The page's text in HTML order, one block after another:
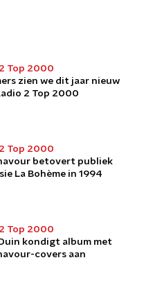
Top 2000
zien we dit jaar nieuw
2 Top 2000
Top 2000
betovert publiek
La Bohème in 1994
Top 2000
kondigt album met
covers aan